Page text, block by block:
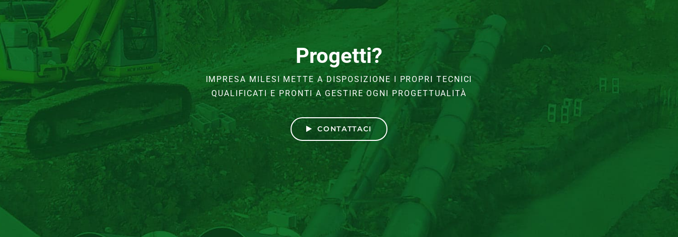
Progetti?
IMPRESA MILESI METTE A DISPOSIZIONE I PROPRI TECNICI
QUALIFICATI E PRONTI A GESTIRE OGNI PROGETTUALITÀ
CONTATTACI